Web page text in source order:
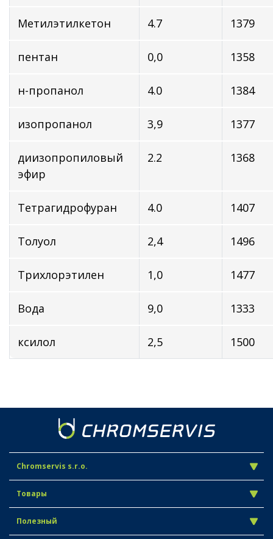
Метилэтилкетон 4.7 1379
пентан 0,0 1358
н-пропанол 4.0 1384
изопропанол 3,9 1377
диизопропиловый
эфир
2.2 1368
Тетрагидрофуран 4.0 1407
Толуол 2,4 1496
Трихлорэтилен 1,0 1477
Вода 9,0 1333
ксилол 2,5 1500
Chromservis s.r.o.
Товары
Полезный